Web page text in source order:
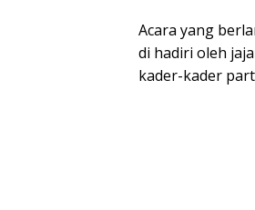
Acara yang
di hadiri oleh
kader-kader